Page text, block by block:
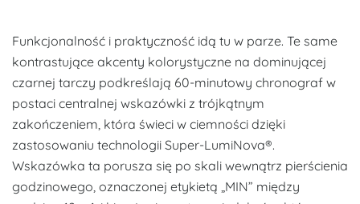
Funkcjonalność i praktyczność idą tu w parze. Te same
kontrastujące akcenty kolorystyczne na dominującej
czarnej tarczy podkreślają 60-minutowy chronograf w
postaci centralnej wskazówki z trójkątnym
zakończeniem, która świeci w ciemności dzięki
zastosowaniu technologii Super-LumiNova®.
Wskazówka ta porusza się po skali wewnątrz pierścienia
godzinowego, oznaczonej etykietą „MIN” między